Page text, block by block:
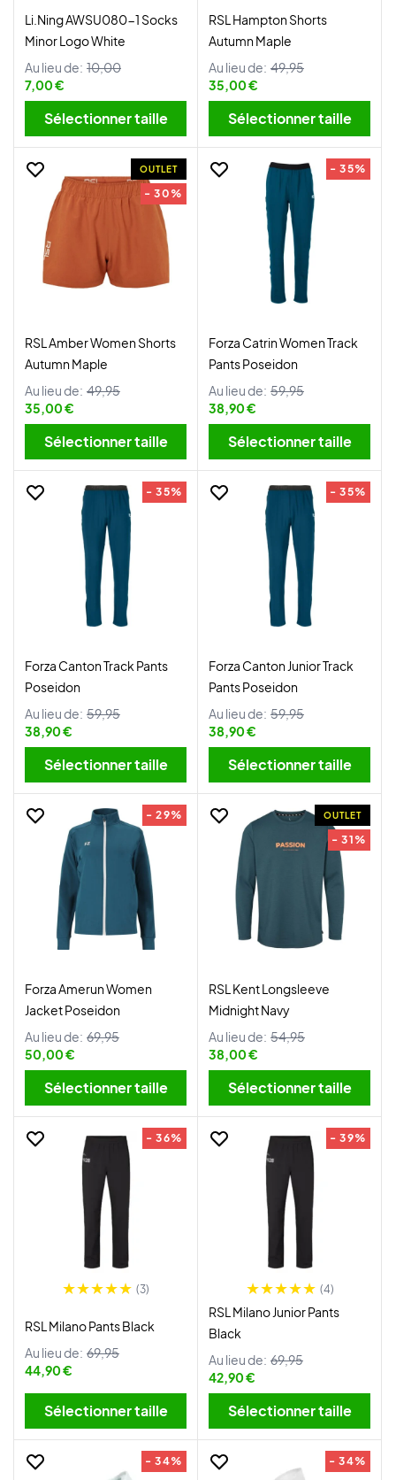
Li.Ning AWSU080-1 Socks
Minor Logo White
Au lieu de: 10,00
7,00 €
Sélectionner taille
RSL Hampton Shorts
Autumn Maple
Au lieu de: 49,95
35,00 €
Sélectionner taille
OUTLET
- 30%
RSL Amber Women Shorts
Autumn Maple
Au lieu de: 49,95
35,00 €
Sélectionner taille
- 35%
Forza Catrin Women Track
Pants Poseidon
Au lieu de: 59,95
38,90 €
Sélectionner taille
- 35%
Forza Canton Track Pants
Poseidon
Au lieu de: 59,95
38,90 €
Sélectionner taille
- 35%
Forza Canton Junior Track
Pants Poseidon
Au lieu de: 59,95
38,90 €
Sélectionner taille
- 29%
Forza Amerun Women
Jacket Poseidon
Au lieu de: 69,95
50,00 €
Sélectionner taille
OUTLET
- 31%
RSL Kent Longsleeve
Midnight Navy
Au lieu de: 54,95
38,00 €
Sélectionner taille
- 36%
(3)
RSL Milano Pants Black
Au lieu de: 69,95
44,90 €
Sélectionner taille
- 39%
(4)
RSL Milano Junior Pants
Black
Au lieu de: 69,95
42,90 €
Sélectionner taille
- 34% - 34%